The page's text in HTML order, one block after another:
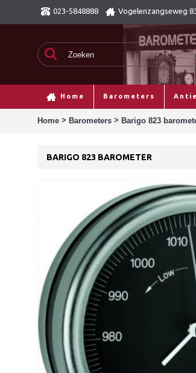
023-5848888 Vogelenzangseweg
Home Barometers
Home > Barometers > Barigo 823
BARIGO 823 BAROMETER